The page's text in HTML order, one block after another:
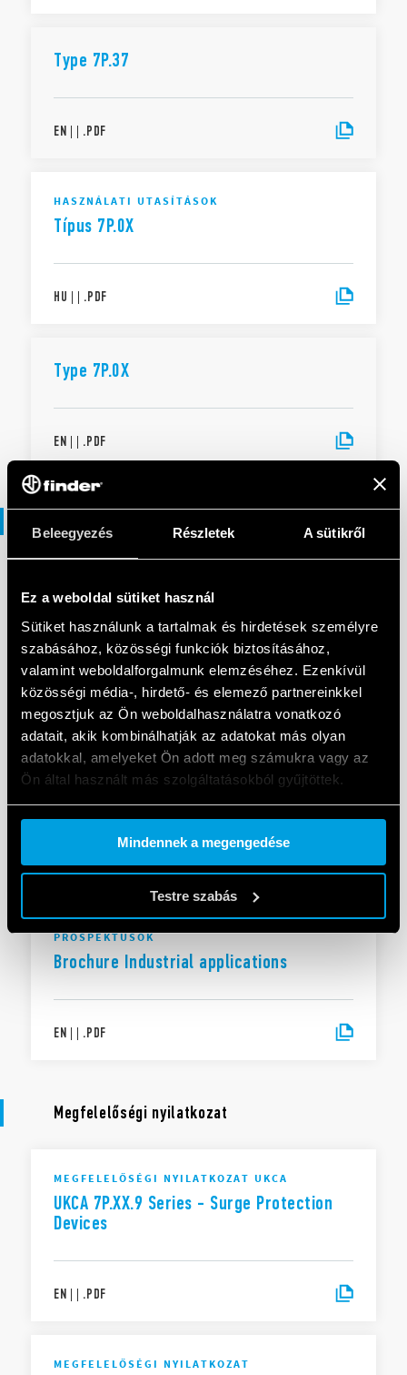
Beleegyezés Részletek A sütikről
Ez a weboldal sütiket használ
Sütiket használunk a tartalmak és hirdetések személyre
szabásához, közösségi funkciók biztosításához,
valamint weboldalforgalmunk elemzéséhez. Ezenkívül
közösségi média-, hirdető- és elemező partnereinkkel
megosztjuk az Ön weboldalhasználatra vonatkozó
adatait, akik kombinálhatják az adatokat más olyan
adatokkal, amelyeket Ön adott meg számukra vagy az
Ön által használt más szolgáltatásokból gyűjtöttek.
Cookie policy.
Mindennek a megengedése
Testre szabás
Type 7P.37
EN | | .PDF
HASZNÁLATI UTASÍTÁSOK
Típus 7P.0X
HU | | .PDF
Type 7P.0X
EN | | .PDF
industrial automation
EN|3 MB | .PDF
Solutions for electrical panels and
EN|| .PDF
PROSPEKTUSOK
Brochure Industrial applications
EN | | .PDF
Megfelelőségi nyilatkozat
MEGFELELŐSÉGI NYILATKOZAT UKCA
UKCA 7P.XX.9 Series - Surge Protection
Devices
EN | | .PDF
MEGFELELŐSÉGI NYILATKOZAT